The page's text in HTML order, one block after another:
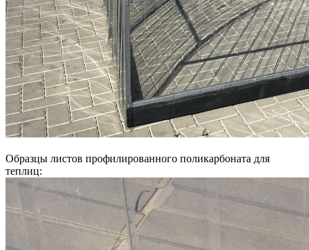
Образцы листов профилированного поликарбоната для
теплиц: